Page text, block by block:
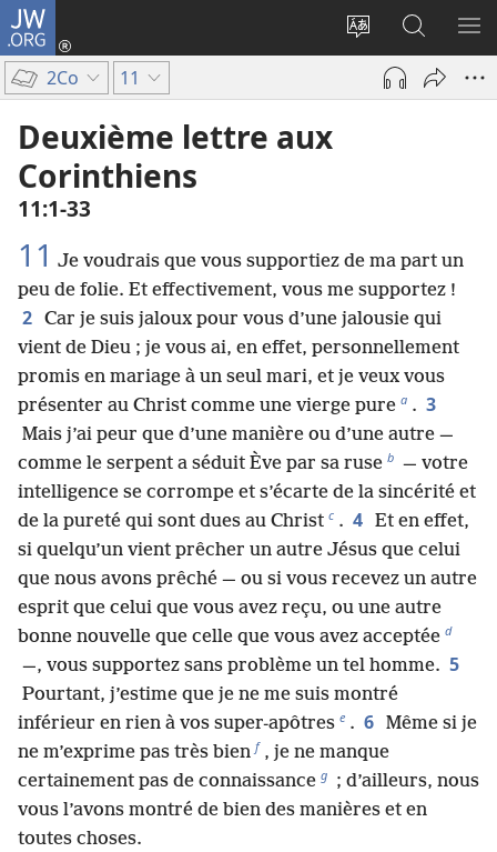
JW.ORG
Changer
langue
Se
connecter
fenêtre)
sur
JW.ORG
2Co 11
Deuxième lettre aux
Corinthiens
11​:​1-33
11 Je voudrais que vous supportiez de ma part un
peu de folie. Et effectivement, vous me supportez !
2 Car je suis jaloux pour vous d’une jalousie qui
vient de Dieu ; je vous ai, en effet, personnellement
promis en mariage à un seul mari, et je veux vous
présenter au Christ comme une vierge pure a . 3
Mais j’ai peur que d’une manière ou d’une autre —
comme le serpent a séduit Ève par sa ruse b — votre
intelligence se corrompe et s’écarte de la sincérité et
de la pureté qui sont dues au Christ c . 4 Et en effet,
si quelqu’un vient prêcher un autre Jésus que celui
que nous avons prêché — ou si vous recevez un autre
esprit que celui que vous avez reçu, ou une autre
bonne nouvelle que celle que vous avez acceptée d
—, vous supportez sans problème un tel homme. 5
Pourtant, j’estime que je ne me suis montré
inférieur en rien à vos super-apôtres e . 6 Même si je
ne m’exprime pas très bien f , je ne manque
certainement pas de connaissance g ; d’ailleurs, nous
vous l’avons montré de bien des manières et en
toutes choses.